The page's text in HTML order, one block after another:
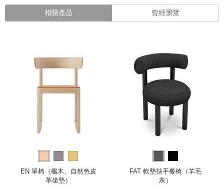
相關產品 曾經瀏覽
EN 單椅（楓木、自然色皮
革坐墊）
FAT 軟墊扶手餐椅（羊毛
灰）